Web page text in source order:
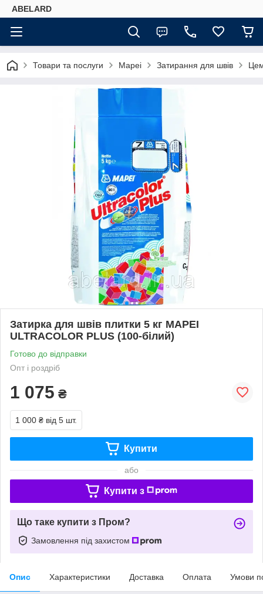
ABELARD
Товари та послуги Mapei Затирання для швів
Затирка для швів плитки 5 кг MAPEI
ULTRACOLOR PLUS (100-білий)
Готово до відправки
Опт і роздріб
1 075 ₴
1 000 ₴ від 5 шт.
Купити
або
Купити з
Що таке купити з Пром?
Замовлення під захистом
Опис Характеристики Доставка Оплата Умови